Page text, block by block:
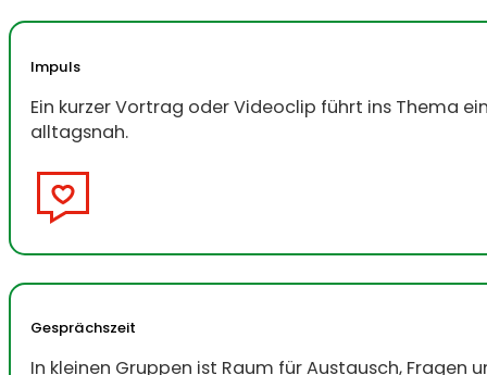
Impuls
Ein kurzer Vortrag oder Videoclip führt ins Thema
alltagsnah.
Gesprächszeit
In kleinen Gruppen ist Raum für Austausch,